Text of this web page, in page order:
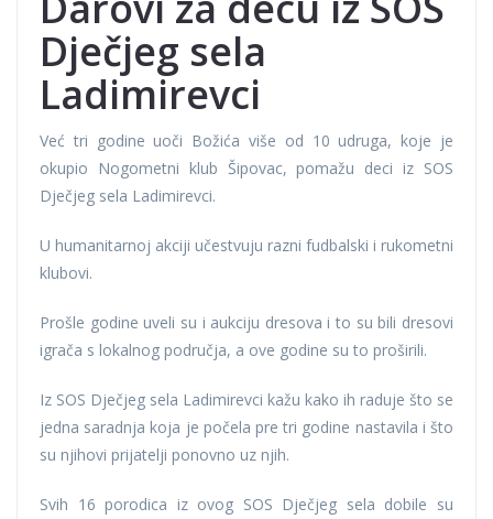
Dječjeg sela
Ladimirevci
Već tri godine uoči Božića više od 10 udruga, koje je
okupio Nogometni klub Šipovac, pomažu deci iz SOS
Dječjeg sela Ladimirevci.
U humanitarnoj akciji učestvuju razni fudbalski i rukometni
klubovi.
Prošle godine uveli su i aukciju dresova i to su bili dresovi
igrača s lokalnog područja, a ove godine su to proširili.
Iz SOS Dječjeg sela Ladimirevci kažu kako ih raduje što se
jedna saradnja koja je počela pre tri godine nastavila i što
su njihovi prijatelji ponovno uz njih.
Svih 16 porodica iz ovog SOS Dječjeg sela dobile su